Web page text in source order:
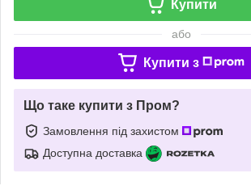
Купити
або
Купити з
Що таке купити з Пром?
Замовлення під захистом
Доступна доставка